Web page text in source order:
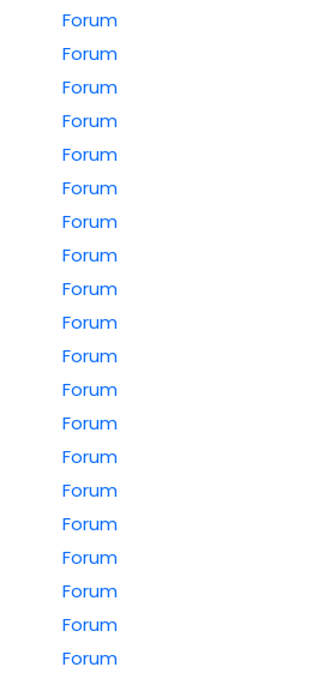
Forum
Forum
Forum
Forum
Forum
Forum
Forum
Forum
Forum
Forum
Forum
Forum
Forum
Forum
Forum
Forum
Forum
Forum
Forum
Forum